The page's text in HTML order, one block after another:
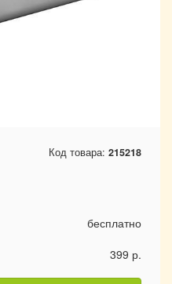
Код товара: 215218
бесплатно
399 р.